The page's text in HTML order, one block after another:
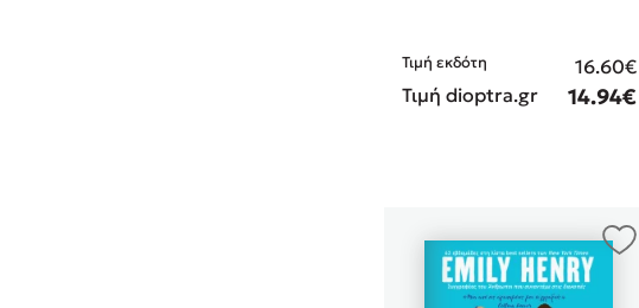
Τιμή εκδότη
16.60€
Τιμή dioptra.gr
14.94€